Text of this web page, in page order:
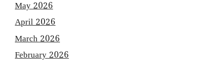
May 2026
April 2026
March 2026
February 2026